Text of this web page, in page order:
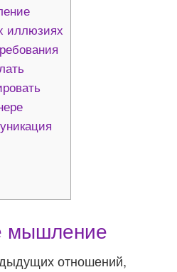
иллюзиях
мышление
отношений,